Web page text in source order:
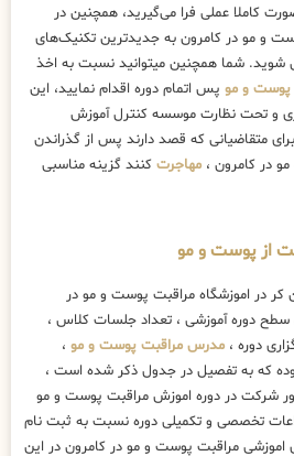
کاملا عملی فرا می‌گیرید، همچنین در
و مو در کامرون به جدیدترین تکنیک‌های
شما همچنین میتوانید نسبت به اخذ
پوست و مو پس اتمام دوره اقدام نمایید، این
و تحت نظارت موسسه کنترل آموزش
متقاضیانی که قصد دارند پس از گذراندن
در کامرون ، مهاجرت کنند گزینه مناسبی
از پوست و مو
در اموزشگاه مراقبت پوست و مو در
سطح دوره آموزشی ، تعداد جلسات کلاس ،
دوره ، مدرس مراقبت پوست و مو ،
که به تفصیل در جدول ذکر شده است ،
شرکت در دوره اموزش مراقبت پوست و مو
تخصصی و تکمیلی دوره نسبت به ثبت نام
مراقبت پوست و مو در کامرون در این